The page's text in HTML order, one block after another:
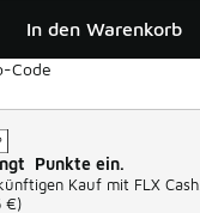
In den Warenkorb
Code
Punkte ein.
Kauf mit FLX Cash.
€)